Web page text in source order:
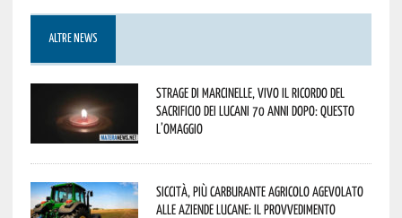
ALTRE NEWS
Strage di Marcinelle, vivo il ricordo del
sacrificio dei lucani 70 anni dopo: questo
l’omaggio
Siccità, più carburante agricolo agevolato
alle aziende lucane: il provvedimento